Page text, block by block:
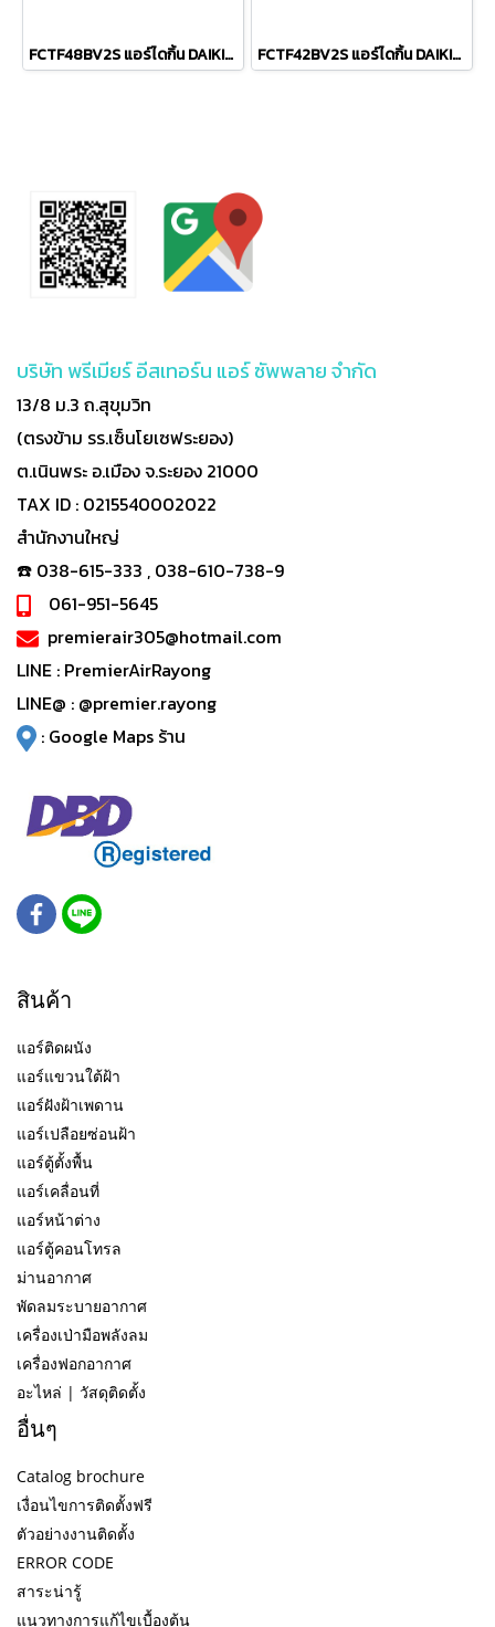
FCTF48BV2S แอร์ไดกิ้น DAIKIN แบบฝังฝ้าเพดาน รุ่น SkyAir Round Flow Cassette Streamer Inverter R-32 ขนาด 48,000BTU(21200-52500) #5 ⭐⭐ ระบบไฟ 380V รีโมท**มีสาย** 2026 (เฉพาะเครื่อง) FCTF42BV2S แอร์ไดกิ้น DAIKIN แบบฝังฝ้าเพดาน รุ่น SkyAir Round Flow Cassette Streamer Inverter R-32 ขนาด 42,000BTU(19500-47800) #5 ⭐⭐⭐⭐ รีโมท**มีสาย** 2026 (เฉพาะเครื่อง)
บริษัท พรีเมียร์ อีสเทอร์น แอร์ ซัพพลาย จำกัด
13/8 ม.3 ถ.สุขุมวิท
(ตรงข้าม รร.เซ็นโยเซฟระยอง)
ต.เนินพระ อ.เมือง จ.ระยอง 21000
TAX ID : 0215540002022
สำนักงานใหญ่
☎️ 038-615-333 , 038-610-738-9
061-951-5645
premierair305@hotmail.com
LINE : PremierAirRayong
LINE@ : @premier.rayong
: Google Maps ร้าน
สินค้า
แอร์ติดผนัง
แอร์แขวนใต้ฝ้า
แอร์ฝังฝ้าเพดาน
แอร์เปลือยซ่อนฝ้า
แอร์ตู้ตั้งพื้น
แอร์เคลื่อนที่
แอร์หน้าต่าง
แอร์ตู้คอนโทรล
ม่านอากาศ
พัดลมระบายอากาศ
เครื่องเป่ามือพลังลม
เครื่องฟอกอากาศ
อะไหล่ | วัสดุติดตั้ง
อื่นๆ
Catalog brochure
เงื่อนไขการติดตั้งฟรี
ตัวอย่างงานติดตั้ง
ERROR CODE
สาระน่ารู้
แนวทางการแก้ไขเบื้องต้น